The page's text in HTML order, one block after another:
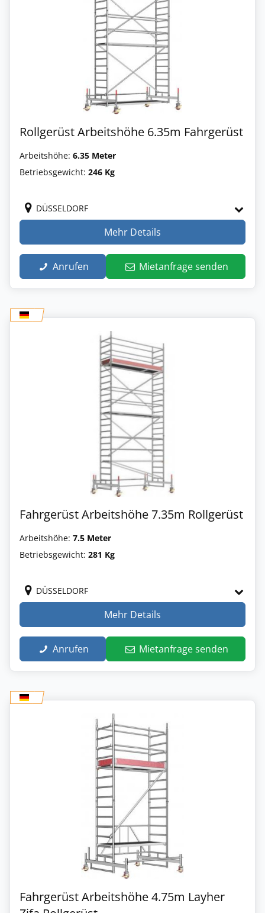
Rollgerüst Arbeitshöhe 6.35m Fahrgerüst
Arbeitshöhe: 6.35 Meter
Betriebsgewicht: 246 Kg
DÜSSELDORF
Mehr Details
Anrufen Mietanfrage senden
Fahrgerüst Arbeitshöhe 7.35m Rollgerüst
Arbeitshöhe: 7.5 Meter
Betriebsgewicht: 281 Kg
DÜSSELDORF
Mehr Details
Anrufen Mietanfrage senden
Fahrgerüst Arbeitshöhe 4.75m Layher